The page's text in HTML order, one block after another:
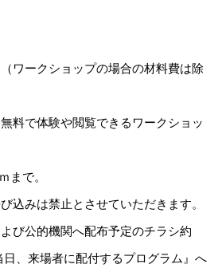
ワークショップの場合の材料費は除
料で体験や閲覧できるワークショッ
で。
込みは禁止とさせていただきます。
び公的機関へ配布予定のチラシ約
、来場者に配付するプログラム』へ